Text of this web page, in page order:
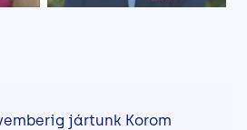
jártunk Korom